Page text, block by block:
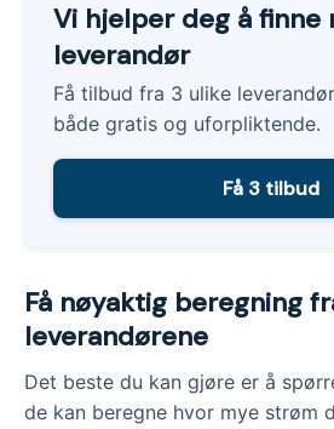
kan gi deg en totalpris
Vi hjelper deg å finne
leverandør
Få tilbud fra 3 ulike
både gratis og uforpliktende.
Få 3 tilbud
Få nøyaktig beregning
leverandørene
Det beste du kan gjøre er å
de kan beregne hvor mye strøm